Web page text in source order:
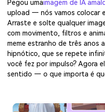
Pegou umaimagem de IA
upload — nós vamos colocar
Arraste e solte qualquer
com movimento, filtros e
meme estranho de três anos
hipnótico, que se repete
você fez por impulso? Agora
sentido — o que importa é